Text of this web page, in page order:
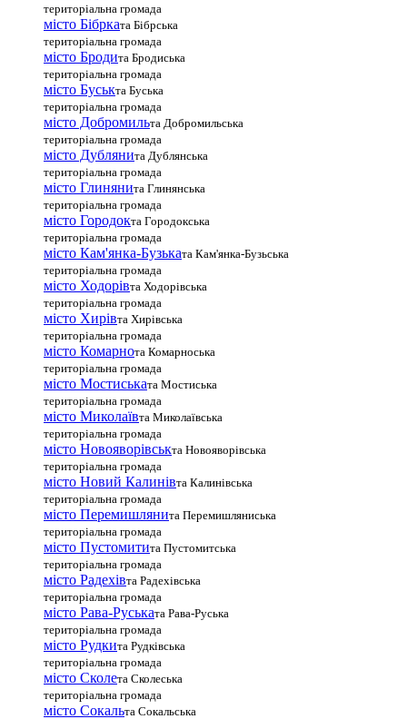
територіальна громада
місто Бібрката Бібрська
територіальна громада
місто Бродита Бродиська
територіальна громада
місто Буськта Буська
територіальна громада
місто Добромильта Добромильська
територіальна громада
місто Дублянита Дублянська
територіальна громада
місто Глинянита Глинянська
територіальна громада
місто Городокта Городокська
територіальна громада
місто Кам'янка-Бузьката Кам'янка-Бузьська
територіальна громада
місто Ходорівта Ходорівська
територіальна громада
місто Хирівта Хирівська
територіальна громада
місто Комарнота Комарноська
територіальна громада
місто Мостиськата Мостиська
територіальна громада
місто Миколаївта Миколаївська
територіальна громада
місто Новояворівськта Новояворівська
територіальна громада
місто Новий Калинівта Калинівська
територіальна громада
місто Перемишлянита Перемишляниська
територіальна громада
місто Пустомитита Пустомитська
територіальна громада
місто Радехівта Радехівська
територіальна громада
місто Рава-Руськата Рава-Руська
територіальна громада
місто Рудкита Рудківська
територіальна громада
місто Сколета Сколеська
територіальна громада
місто Сокальта Сокальська